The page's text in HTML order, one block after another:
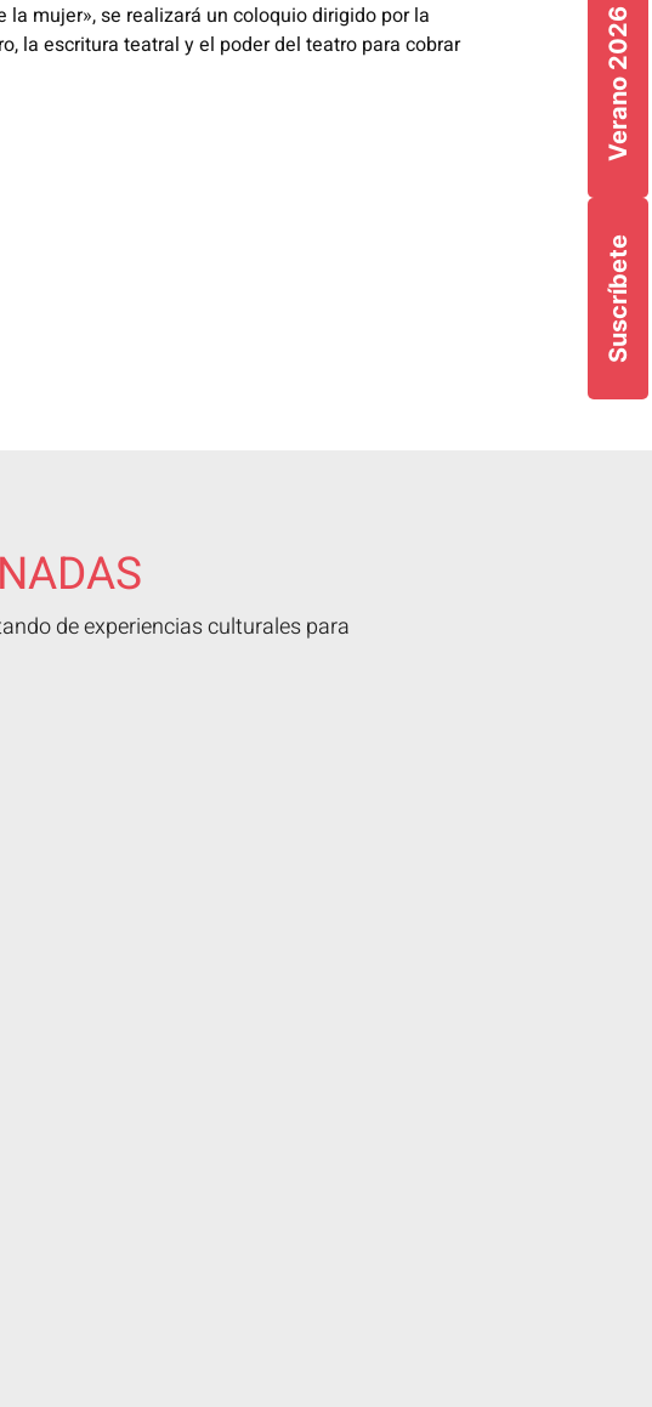
Suscríbete
Verano 2026
mujer», se realizará un coloquio dirigido por la
la escritura teatral y el poder del teatro para cobrar
de experiencias culturales para